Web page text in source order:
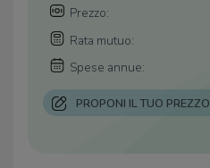
Prezzo:
Rata mutuo:
Spese annue:
PROPONI IL TUO PREZZO